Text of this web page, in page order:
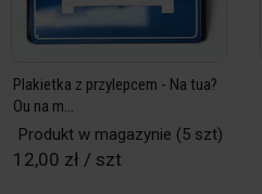
Plakietka z przylepcem - Na tua?
Ou na m...
Produkt w magazynie (5 szt)
12,00 zł / szt